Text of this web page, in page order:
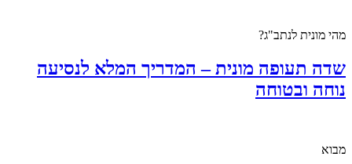
מהי מונית לנתב"ג?
שדה תעופה מונית – המדריך המלא לנסיעה
נוחה ובטוחה
מבוא